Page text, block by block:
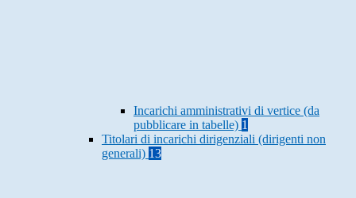
Incarichi amministrativi di vertice (da
pubblicare in tabelle) 1
Titolari di incarichi dirigenziali (dirigenti non
generali) 13